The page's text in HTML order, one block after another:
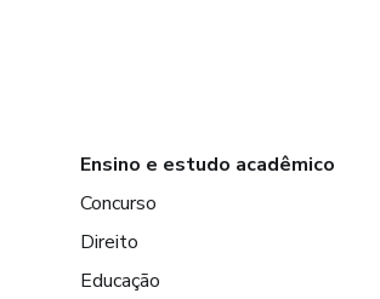
Ensino e estudo acadêmico
Concurso
Direito
Educação